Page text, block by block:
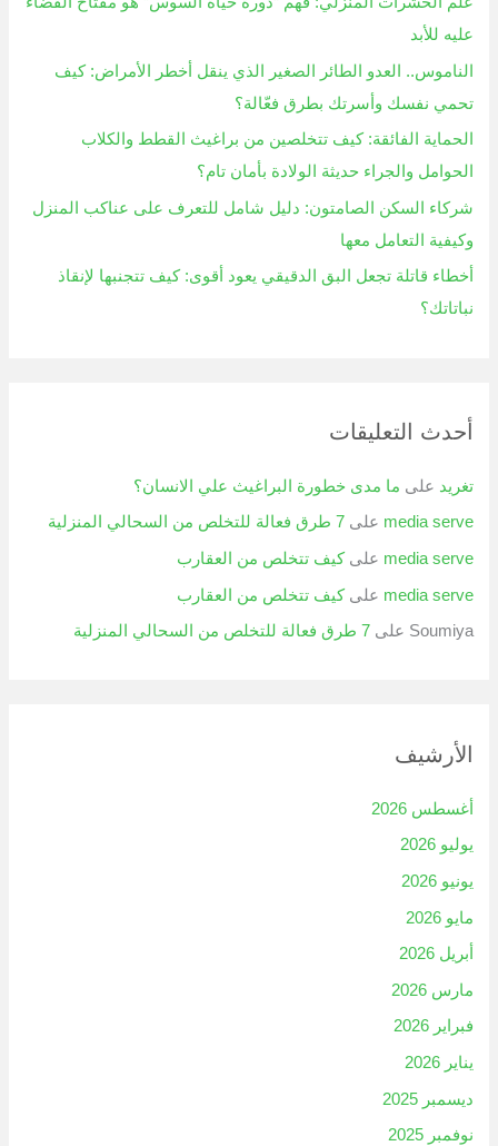
عليه للأبد
الناموس.. العدو الطائر الصغير الذي ينقل أخطر الأمراض: كيف
تحمي نفسك وأسرتك بطرق فعّالة؟
الحماية الفائقة: كيف تتخلصين من براغيث القطط والكلاب
الحوامل والجراء حديثة الولادة بأمان تام؟
شركاء السكن الصامتون: دليل شامل للتعرف على عناكب المنزل
وكيفية التعامل معها
أخطاء قاتلة تجعل البق الدقيقي يعود أقوى: كيف تتجنبها لإنقاذ
نباتاتك؟
أحدث التعليقات
تغريد على ما مدى خطورة البراغيث علي الانسان؟
media serve على7 طرق فعالة للتخلص من السحالي المنزلية
media serve علىكيف تتخلص من العقارب
media serve علىكيف تتخلص من العقارب
Soumiya على7 طرق فعالة للتخلص من السحالي المنزلية
الأرشيف
أغسطس 2026
يوليو 2026
يونيو 2026
مايو 2026
أبريل 2026
مارس 2026
فبراير 2026
يناير 2026
ديسمبر 2025
نوفمبر 2025